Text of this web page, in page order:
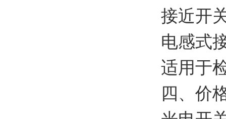
接近开
电感式
适用于
四、价